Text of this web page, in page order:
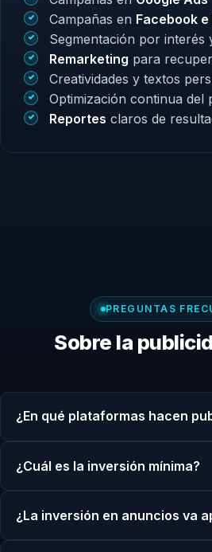
Campañas en Facebook
Segmentación por interés
Remarketing para
Creatividades y textos
Optimización continua del
Reportes claros de
PREGUNTAS
Sobre la
¿En qué plataformas hacen
¿Cuál es la inversión mínima?
¿La inversión en anuncios va